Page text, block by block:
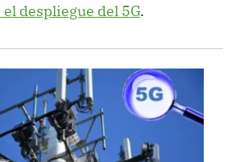
despliegue del 5G.